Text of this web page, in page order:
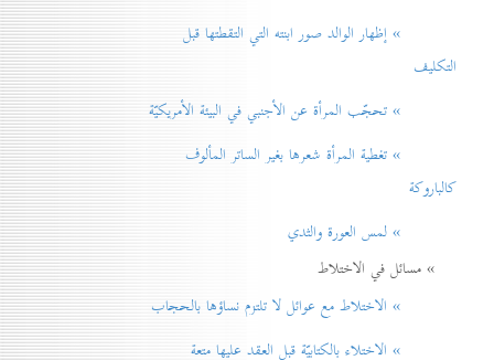
» إظهار الوالد صور ابنته التي التقطتها قبل
التكليف
» تحجّب المرأة عن الأجنبي في البيئة الأمريكيّة
» تغطية المرأة شعرها بغير الساتر المألوف
كالباروكة
» لمس العورة والثدي
» مسائل في الاختلاط
» الاختلاط مع عوائل لا تلتزم نساؤها بالحجاب
» الاختلاء بالكتابيّة قبل العقد عليها متعة